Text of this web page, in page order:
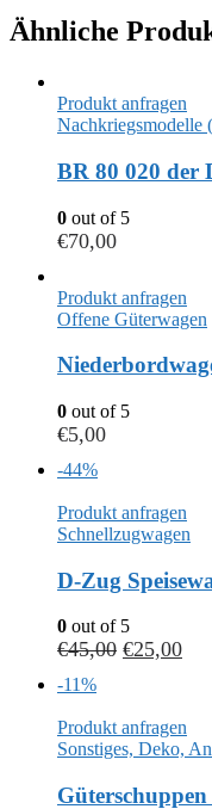
Ähnliche
Produkt anfragen
Nachkriegsmodelle
BR 80 020 der
0 out of 5
€70,00
Produkt anfragen
Offene Güterwagen
0 out of 5
€5,00
-44%
Produkt anfragen
Schnellzugwagen
D-Zug
0 out of 5
€45,00 €25,00
-11%
Produkt anfragen
Sonstiges, Deko,